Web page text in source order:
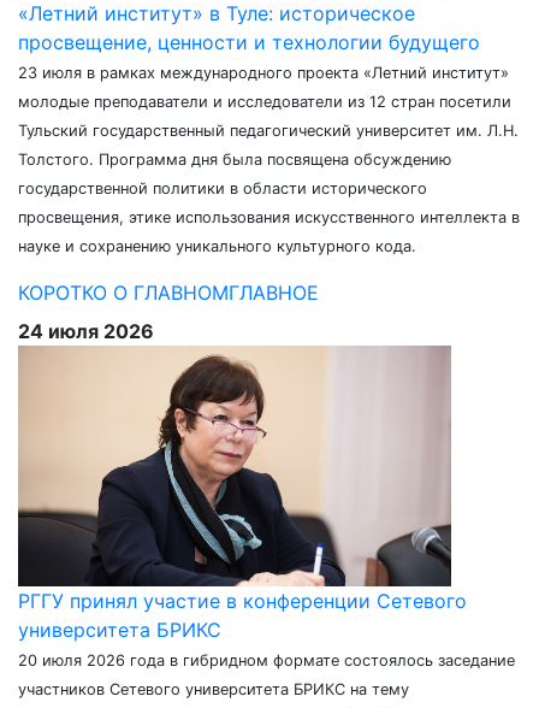
«Летний институт» в Туле: историческое
просвещение, ценности и технологии будущего
23 июля в рамках международного проекта «Летний институт»
молодые преподаватели и исследователи из 12 стран посетили
Тульский государственный педагогический университет им. Л.Н.
Толстого. Программа дня была посвящена обсуждению
государственной политики в области исторического
просвещения, этике использования искусственного интеллекта в
науке и сохранению уникального культурного кода.
КОРОТКО О ГЛАВНОМГЛАВНОЕ
24 июля 2026
РГГУ принял участие в конференции Сетевого
университета БРИКС
20 июля 2026 года в гибридном формате состоялось заседание
участников Сетевого университета БРИКС на тему